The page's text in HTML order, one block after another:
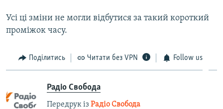
Усі ці зміни не могли відбутися за такий короткий
проміжок часу.
Поділитись Читати без VPN Follow us
Радіо Свобода
Передрук із Радіо Свобода